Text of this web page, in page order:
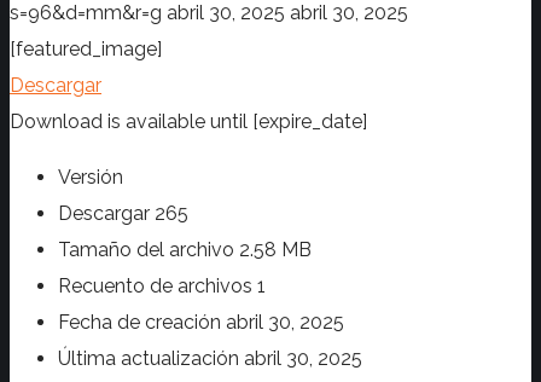
s=96&d=mm&r=g abril 30, 2025 abril 30, 2025
[featured_image]
Descargar
Download is available until [expire_date]
Versión
Descargar 265
Tamaño del archivo 2.58 MB
Recuento de archivos 1
Fecha de creación abril 30, 2025
Última actualización abril 30, 2025